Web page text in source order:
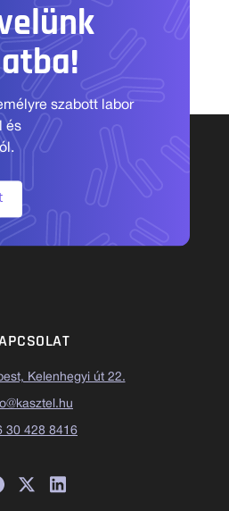
szabott labor
és
Kelenhegyi út 22.
30 428 8416